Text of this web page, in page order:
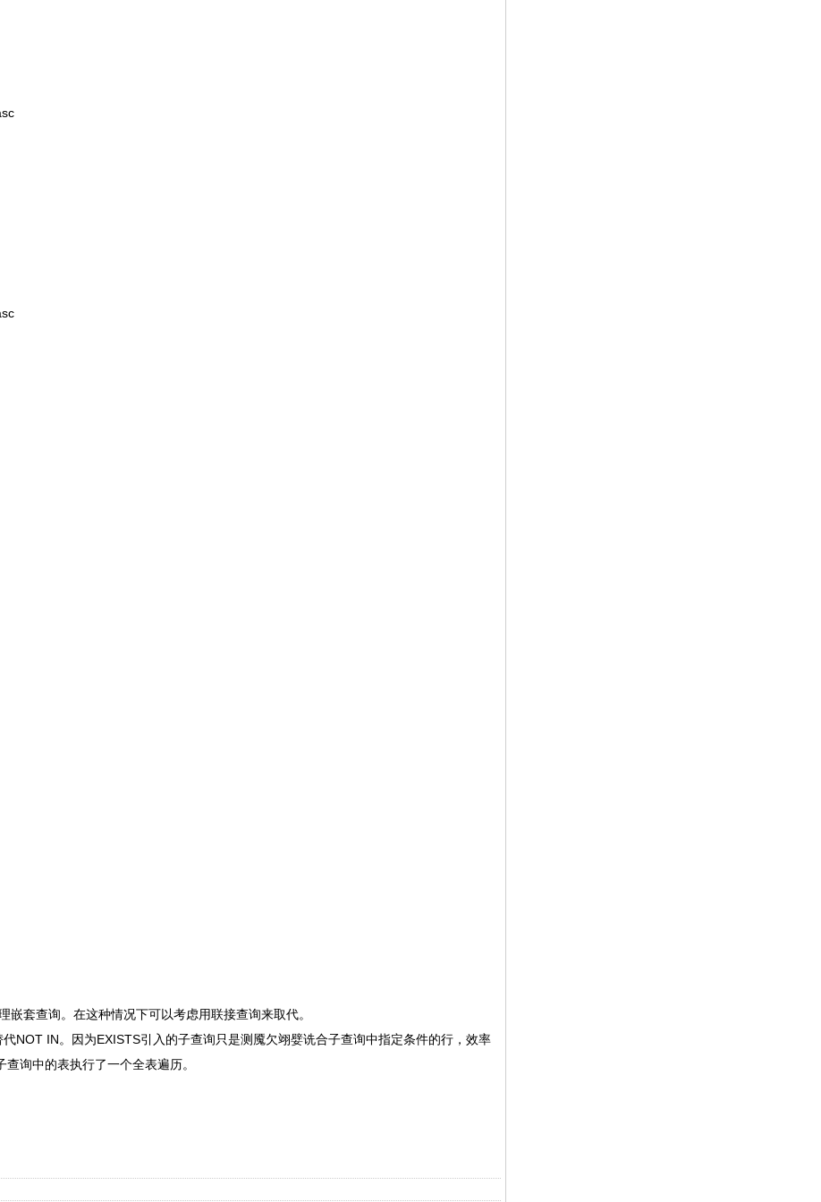
套查询。在这种情况下可以考虑用联接查询来取代。
NOT IN。因为EXISTS引入的子查询只是测魇欠翊嬖诜合子查询中指定条件的行，效率
询中的表执行了一个全表遍历。